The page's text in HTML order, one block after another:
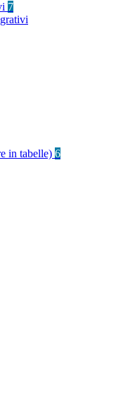
7
in tabelle) 6